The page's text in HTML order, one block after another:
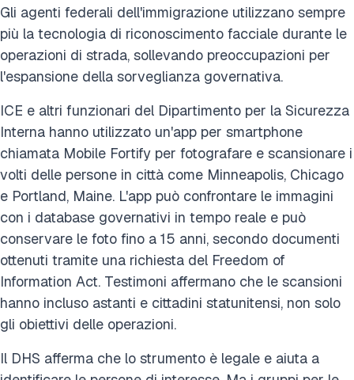
Gli agenti federali dell'immigrazione utilizzano sempre
più la tecnologia di riconoscimento facciale durante le
operazioni di strada, sollevando preoccupazioni per
l'espansione della sorveglianza governativa.
ICE e altri funzionari del Dipartimento per la Sicurezza
Interna hanno utilizzato un'app per smartphone
chiamata Mobile Fortify per fotografare e scansionare i
volti delle persone in città come Minneapolis, Chicago
e Portland, Maine. L'app può confrontare le immagini
con i database governativi in tempo reale e può
conservare le foto fino a 15 anni, secondo documenti
ottenuti tramite una richiesta del Freedom of
Information Act. Testimoni affermano che le scansioni
hanno incluso astanti e cittadini statunitensi, non solo
gli obiettivi delle operazioni.
Il DHS afferma che lo strumento è legale e aiuta a